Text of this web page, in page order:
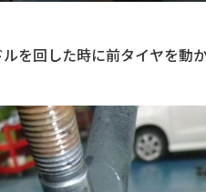
を回した時に前タイヤを動